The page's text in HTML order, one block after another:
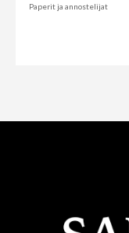
Paperit ja annostelijat